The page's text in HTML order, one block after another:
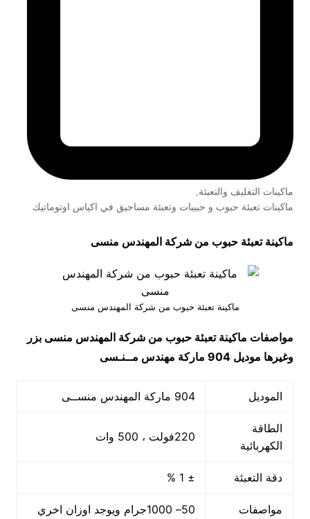
ماكينات التغليف والتعبئة,
ماكينات تعبئة حبوب و حبيبات وتعبئة مساحيق في اكياس اوتوماتيك
ماكينة تعبئة حبوب من شركة المهندس منسى
ماكينة تعبئة حبوب من شركة المهندس منسى
مواصفات ماكينة تعبئة حبوب من شركة المهندس منسى بزر
وغيرها موديل 904 ماركة مهندس مــنـسى
الموديل 904 ماركة المهندس منســى
الطاقة
الكهربائية
220فولت ، 500 وات
دقة التعبئة ± 1 %
مواصفات
50– 1000جرام ويوجد اوزان اخري